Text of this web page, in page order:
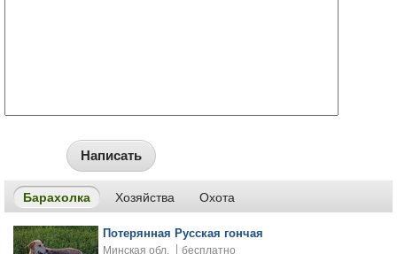
Написать
Барахолка Хозяйства Охота
Потерянная Русская гончая
Минская обл. бесплатно